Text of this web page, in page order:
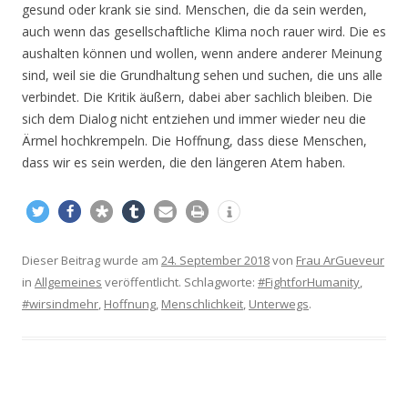
gesund oder krank sie sind. Menschen, die da sein werden,
auch wenn das gesellschaftliche Klima noch rauer wird. Die es
aushalten können und wollen, wenn andere anderer Meinung
sind, weil sie die Grundhaltung sehen und suchen, die uns alle
verbindet. Die Kritik äußern, dabei aber sachlich bleiben. Die
sich dem Dialog nicht entziehen und immer wieder neu die
Ärmel hochkrempeln. Die Hoffnung, dass diese Menschen,
dass wir es sein werden, die den längeren Atem haben.
Dieser Beitrag wurde am 24. September 2018von Frau ArGueveur
in Allgemeines veröffentlicht. Schlagworte: #FightforHumanity,
#wirsindmehr, Hoffnung, Menschlichkeit, Unterwegs.